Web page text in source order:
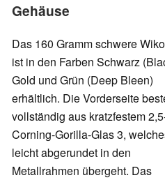
Gehäuse
Das 160 Gramm schwere
ist in den Farben Schwarz
Gold und Grün (Deep Bleen)
erhältlich. Die Vorderseite
vollständig aus kratzfestem
Corning-Gorilla-Glas 3,
leicht abgerundet in den
Metallrahmen übergeht. Das